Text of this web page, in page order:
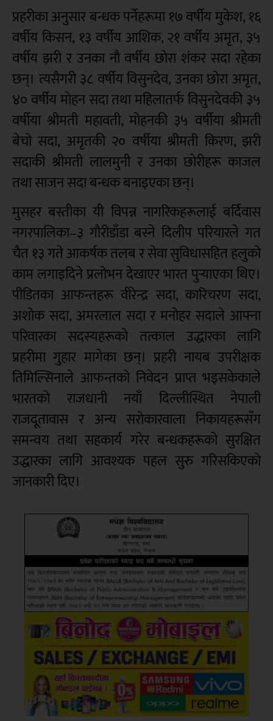
प्रहरीका अनुसार बन्धक पर्नेहरूमा १७ वर्षीय मुकेश, १६
वर्षीय किसन, १३ वर्षीय आशिक, २१ वर्षीय अमृत, ३५
वर्षीय झरी र उनका नौ वर्षीय छोरा शंकर सदा रहेका
छन्। त्यसैगरी ३८ वर्षीय विसुनदेव, उनका छोरा अमृत,
४० वर्षीय मोहन सदा तथा महिलातर्फ विसुनदेवकी ३५
वर्षीया श्रीमती महावती, मोहनकी ३५ वर्षीया श्रीमती
बेचो सदा, अमृतकी २० वर्षीया श्रीमती किरण, झरी
सदाकी श्रीमती लालमुनी र उनका छोरीहरू काजल
तथा साजन सदा बन्धक बनाइएका छन्।
मुसहर बस्तीका यी विपन्न नागरिकहरूलाई बर्दिवास
नगरपालिका–३ गौरीडाँडा बस्ने दिलीप परियारले गत
चैत १३ गते आकर्षक तलब र सेवा सुविधासहित हलुको
काम लगाइदिने प्रलोभन देखाएर भारत पुर्‍याएका थिए।
पीडितका आफन्तहरू वीरेन्द्र सदा, कारिचरण सदा,
अशोक सदा, अमरलाल सदा र मनोहर सदाले आफ्ना
परिवारका सदस्यहरूको तत्काल उद्धारका लागि
प्रहरीमा गुहार मागेका छन्। प्रहरी नायब उपरीक्षक
तिमिल्सिनाले आफन्तको निवेदन प्राप्त भइसकेकाले
भारतको राजधानी नयाँ दिल्लीस्थित नेपाली
राजदूतावास र अन्य सरोकारवाला निकायहरूसँग
समन्वय तथा सहकार्य गरेर बन्धकहरूको सुरक्षित
उद्धारका लागि आवश्यक पहल सुरु गरिसकिएको
जानकारी दिए।